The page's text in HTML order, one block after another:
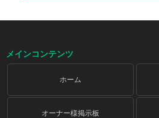
メインコンテンツ
ホーム
オーナー様掲示板